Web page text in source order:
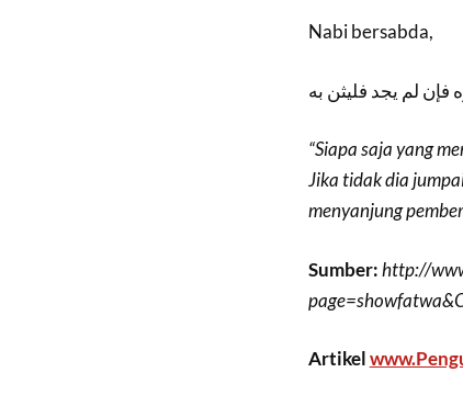
Nabi bersabda,
لم يجد فليثن به
“Siapa saja yang
Jika tidak dia
menyanjung
Sumber:http://
Artikel